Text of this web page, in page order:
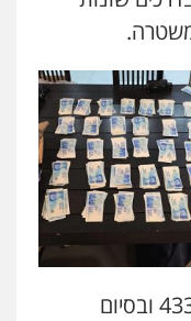
החשודים הובאו לחקירה בלהב 433 ובסיום